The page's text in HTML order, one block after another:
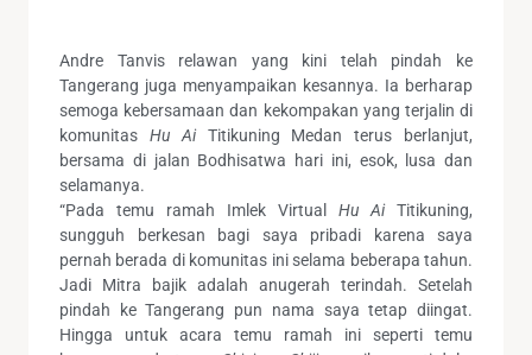
Andre Tanvis relawan yang kini telah pindah ke
Tangerang juga menyampaikan kesannya. Ia berharap
semoga kebersamaan dan kekompakan yang terjalin di
komunitas Hu AiTitikuning Medan terus berlanjut,
bersama di jalan Bodhisatwa hari ini, esok, lusa dan
selamanya.
“Pada temu ramah Imlek Virtual Hu AiTitikuning,
sungguh berkesan bagi saya pribadi karena saya
pernah berada di komunitas ini selama beberapa tahun.
Jadi Mitra bajik adalah anugerah terindah. Setelah
pindah ke Tangerang pun nama saya tetap diingat.
Hingga untuk acara temu ramah ini seperti temu